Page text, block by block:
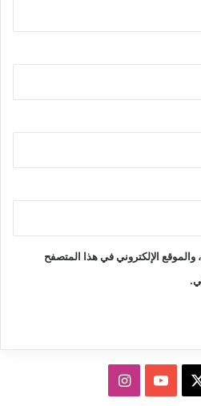
الإلكتروني في هذا المتصفح
‫YouTubeانستقرام